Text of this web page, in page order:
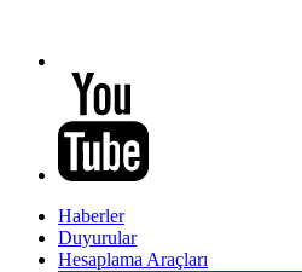
Haberler
Duyurular
Hesaplama Araçları